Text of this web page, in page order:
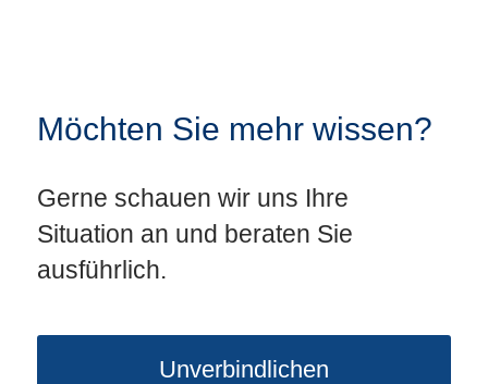
Möchten Sie mehr wissen?
Gerne schauen wir uns Ihre
Situation an und beraten Sie
ausführlich.
Unverbindlichen